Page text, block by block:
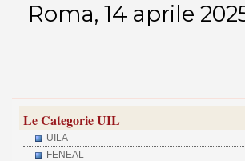
Roma, 14 aprile
Le Categorie UIL
UILA
FENEAL